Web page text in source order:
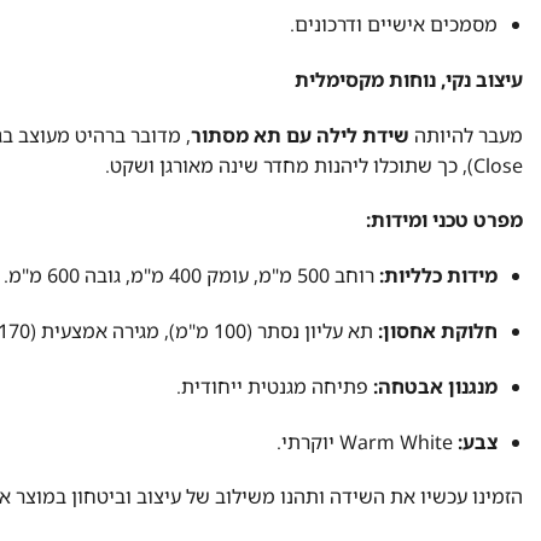
מסמכים אישיים ודרכונים.
עיצוב נקי, נוחות מקסימלית
מעבר להיותה שידת לילה עם תא מסתור
Close), כך שתוכלו ליהנות מחדר שינה מאורגן ושקט.
מפרט טכני ומידות:
מידות כלליות:רוחב 500 מ"מ, עומק 400 מ"מ, גובה 600 מ"מ.
חלוקת אחסון:תא עליון נסתר (100 מ"מ), מגירה אמצעית (170 מ"מ), מגירה תחתונה (250 מ"מ).
מנגנון אבטחה:פתיחה מגנטית ייחודית.
צבע:Warm White יוקרתי.
הזמינו עכשיו את השידה ותהנו משילוב של עיצוב וביטחון במוצר